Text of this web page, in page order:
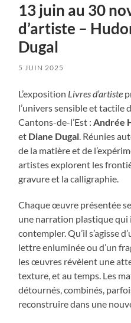
13 juin au 30
d’artiste –
Dugal
5 JUIN 2025
L’exposition Livres d’artiste
l’univers sensible et tactile
Cantons-de-l’Est :Andrée
et Diane Dugal. Réunies
de la matière et de
artistes explorent les
gravure et la calligraphie.
Chaque œuvre présentée
une narration plastique
contempler. Qu’il s’agisse
lettre enluminée ou d’un
les œuvres révèlent une
texture, et au temps. Les
détournés, combinés,
reconstruire dans une